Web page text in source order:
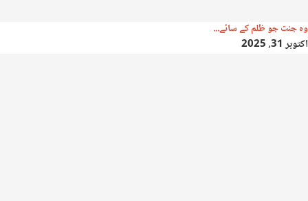
وہ جنت جو ظلم کے سائے...
اکتوبر 31, 2025